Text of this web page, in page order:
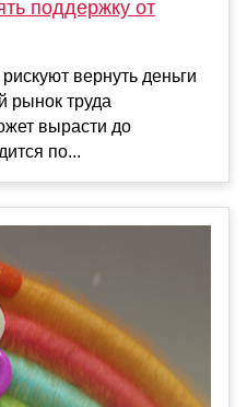
поддержку от
вернуть деньги
рынок труда
вырасти до
по...